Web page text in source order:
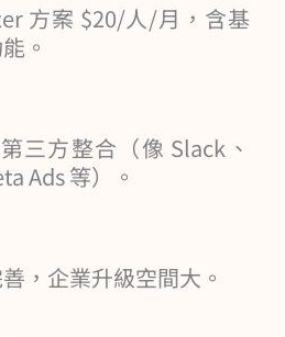
方案 $20/人/月，含基
。
三方整合（像 Slack、
Ads 等）。
，企業升級空間大。